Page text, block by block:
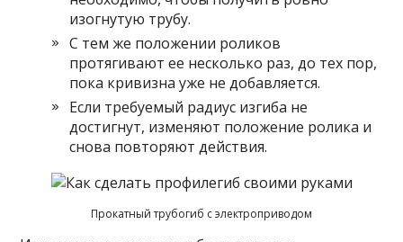
изогнутую трубу.
С тем же положении роликов
протягивают ее несколько раз, до тех пор,
пока кривизна уже не добавляется.
Если требуемый радиус изгиба не
достигнут, изменяют положение ролика и
снова повторяют действия.
Прокатный трубогиб с электроприводом